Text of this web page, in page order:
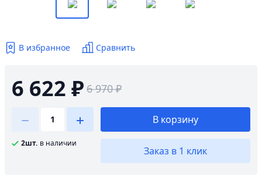
В избранное Сравнить
6 622 ₽ 6 970 ₽
2шт. в наличии
В корзину
Заказ в 1 клик